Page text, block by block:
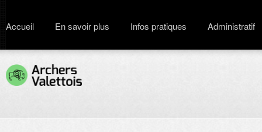
Accueil En savoir plus Infos pratiques Administratif